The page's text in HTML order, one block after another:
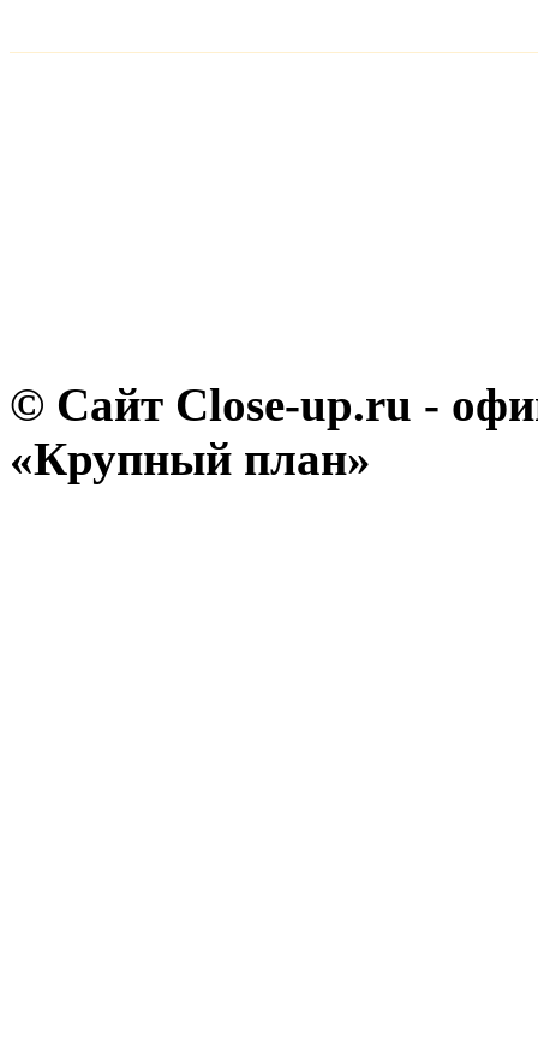
© Сайт Close-up.ru -
«Крупный план»